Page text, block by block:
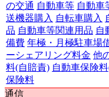
の交通 自動車等 自動車
送機器購入 自転車購入
品 自動車等関連用品 自
備費 年極・月極駐車場
ーシェアリング料金 他
料(自賠責) 自動車保険
保険料
通信